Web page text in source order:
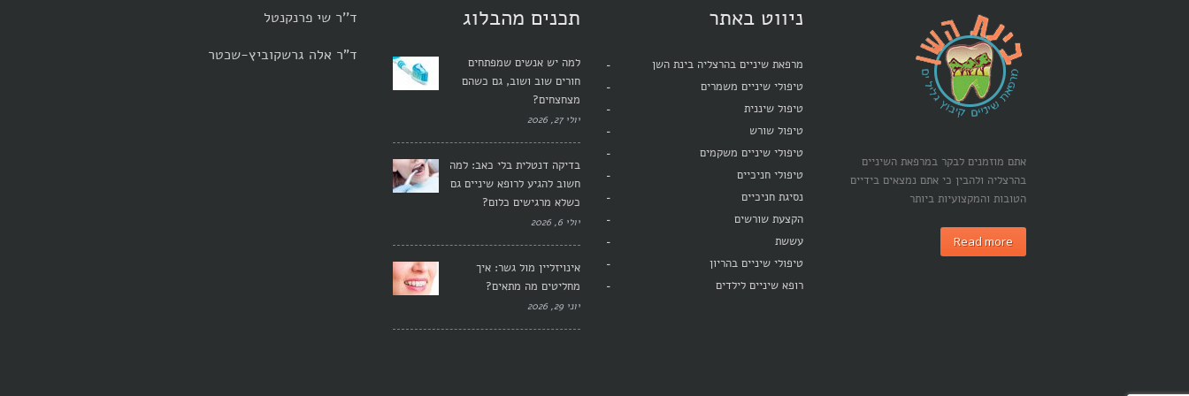
ד''ר שי פרנקנטל
ד"ר אלה גרשקוביץ-שכטר
תכנים מהבלוג
למה יש אנשים שמפתחים
חורים שוב ושוב, גם כשהם
מצחצחים?
יולי 27, 2026
בדיקה דנטלית בלי כאב: למה
חשוב להגיע לרופא שיניים גם
כשלא מרגישים כלום?
יולי 6, 2026
אינויזליין מול גשר: איך
מחליטים מה מתאים?
יוני 29, 2026
ניווט באתר
מרפאת שיניים בהרצליה בינת השן
טיפולי שיניים משמרים
טיפול שיננית
טיפול שורש
טיפולי שיניים משקמים
טיפולי חניכיים
נסיגת חניכיים
הקצעת שורשים
עששת
טיפולי שיניים בהריון
רופא שיניים לילדים
אתם מוזמנים לבקר במרפאת השיניים
בהרצליה ולהבין כי אתם נמצאים בידיים
הטובות והמקצועיות ביותר
Read more